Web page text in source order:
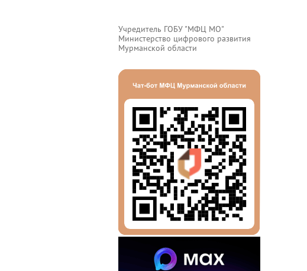
Учредитель ГОБУ "МФЦ МО"
Министерство цифрового развития
Мурманской области